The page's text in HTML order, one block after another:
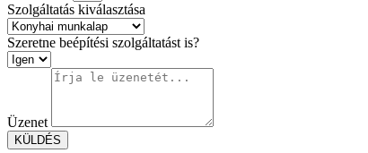
Szolgáltatás kiválasztása
Szeretne beépítési szolgáltatást is?
Üzenet
KÜLDÉS